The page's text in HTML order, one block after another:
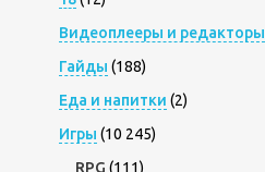
Видеоплееры и редакторы
Гайды (188)
Еда и напитки (2)
Игры (10 245)
RPG (111)